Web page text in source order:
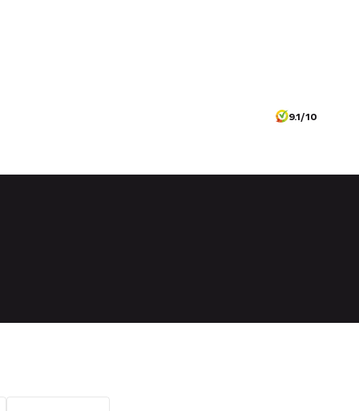
9.1/10